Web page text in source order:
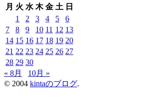
記
月 火 水 木 金 土 日
1
2 3 4 5
6
7
8 9 10 11 12 13
14 15 16 17 18 19 20
21 22 23 24 25 26 27
28 29 30
« 8月
10月 »
© 2004 kintaのブログ.